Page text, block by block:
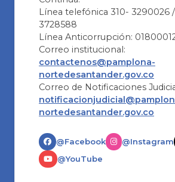
Línea telefónica 310- 3290026
3728588
Línea Anticorrupción:
Correo institucional:
contactenos@pamplona-
nortedesantander.gov.co
Correo de Notificaciones
nortedesantander.gov.co
@Facebook @Instagram
@YouTube